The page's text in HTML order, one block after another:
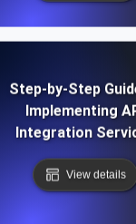
Step-by-Step
Implementing
Integration
View details